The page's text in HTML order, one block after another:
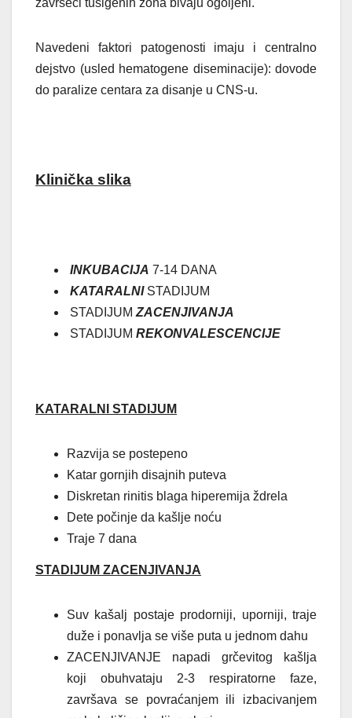
Navedeni faktori patogenosti imaju i centralno
dejstvo (usled hematogene diseminacije): dovode
do paralize centara za disanje u CNS-u.
Klinička slika
INKUBACIJA 7-14 DANA
KATARALNI STADIJUM
STADIJUM ZACENJIVANJA
STADIJUM REKONVALESCENCIJE
KATARALNI STADIJUM
Razvija se postepeno
Katar gornjih disajnih puteva
Diskretan rinitis blaga hiperemija ždrela
Dete počinje da kašlje noću
Traje 7 dana
STADIJUM ZACENJIVANJA
Suv kašalj postaje prodorniji, uporniji, traje
duže i ponavlja se više puta u jednom dahu
ZACENJIVANJE napadi grčevitog kašlja
koji obuhvataju 2-3 respiratorne faze,
završava se povraćanjem ili izbacivanjem